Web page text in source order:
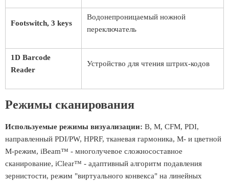
Footswitch, 3 keys
Водонепроницаемый ножной
переключатель
1D Barcode
Reader
Устройство для чтения штрих-кодов
Режимы сканирования
Используемые режимы визуализации: B, M, CFM, PDI,
направленный PDI/PW, HPRF, тканевая гармоника, М- и цветной
М-режим, iBeam™ - многолучевое сложносоставное
сканирование, iClear™ - адаптивный алгоритм подавления
зернистости, режим "виртуального конвекса" на линейных